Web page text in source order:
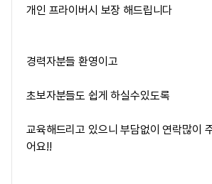
개인 프라이버시 보장 해드립니다
경력자분들 환영이고
초보자분들도 쉽게 하실수있도록
교육해드리고 있으니 부담없이 연락많이
어요!!